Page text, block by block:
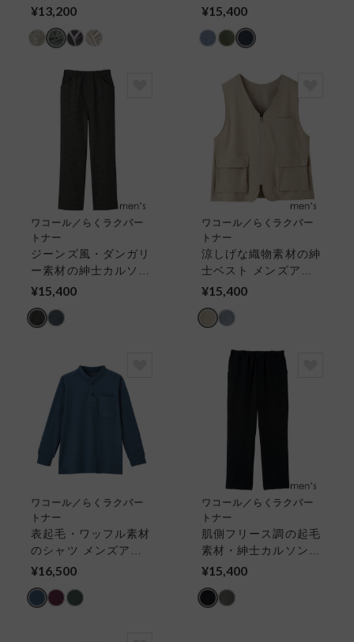
分袖） メンズアウタ
¥13,200
ャツ メンズアウター
¥15,400
ワコール／らくラクパー
トナー
ジーンズ風・ダンガリ
ー素材の紳士カルソン
（前あき） メンズア
¥15,400
ワコール／らくラクパー
トナー
涼しげな織物素材の紳
士ベスト メンズアウ
タートップス
¥15,400
ワコール／らくラクパー
トナー
表起毛・ワッフル素材
のシャツ メンズアウ
タートップス
¥16,500
ワコール／らくラクパー
トナー
肌側フリース調の起毛
素材・紳士カルソン
（前あき） メンズア
¥15,400